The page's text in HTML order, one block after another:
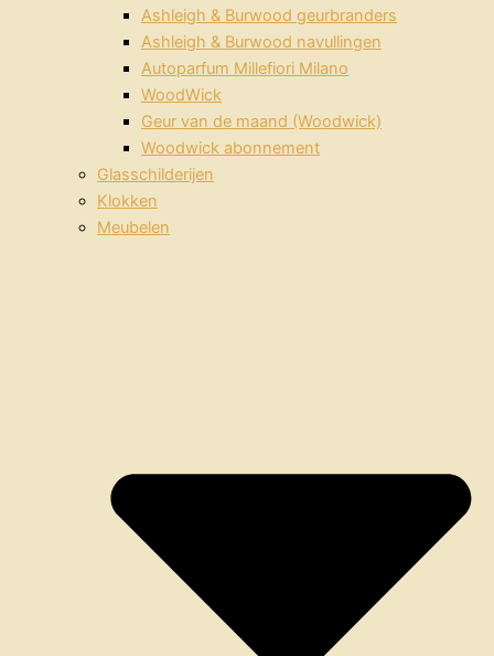
Ashleigh & Burwood geurbranders
Ashleigh & Burwood navullingen
Autoparfum Millefiori Milano
WoodWick
Geur van de maand (Woodwick)
Woodwick abonnement
Glasschilderijen
Klokken
Meubelen